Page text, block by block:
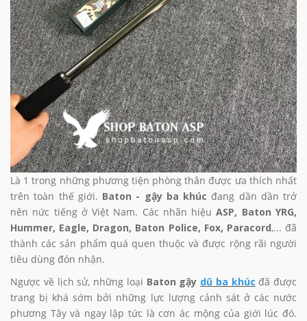
Là 1 trong những phương tiện phòng thân được ưa thích nhất
trên toàn thế giới. Baton - gậy ba khúc đang dần dần trở
nên nức tiếng ở Việt Nam. Các nhãn hiệuASP, Baton YRG,
Hummer, Eagle, Dragon, Baton Police, Fox, Paracord,... đã
thành các sản phẩm quá quen thuộc và được rộng rãi người
tiêu dùng đón nhận.
Ngược về lịch sử, những loại Baton gậy dũ ba khúc đã được
trang bị khá sớm bởi những lực lượng cảnh sát ở các nước
phương Tây và ngay lập tức là cơn ác mộng của giới lúc đó.